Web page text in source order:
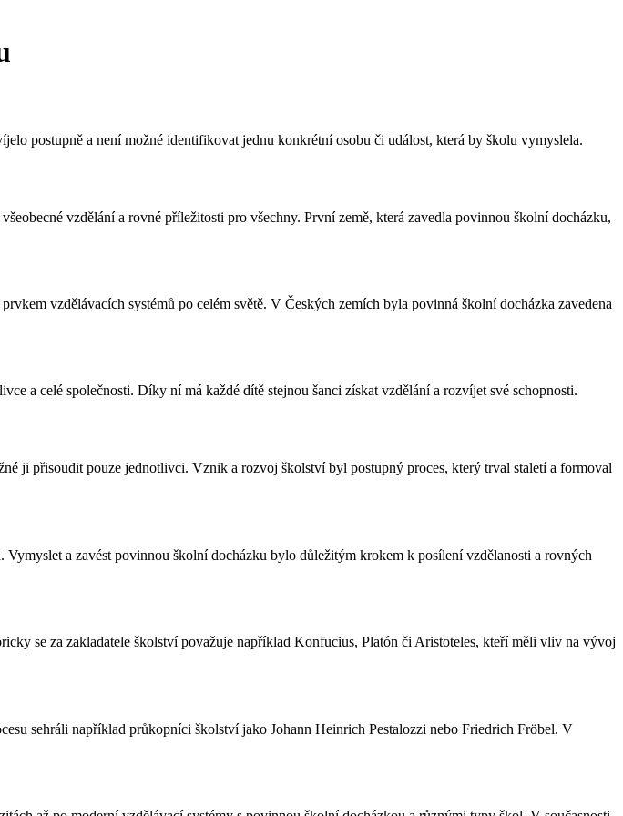
postupně a není možné identifikovat jednu konkrétní osobu či událost, která by školu vymyslela.
vzdělání a rovné příležitosti pro všechny. První země, která zavedla povinnou školní docházku,
vzdělávacích systémů po celém světě. V Českých zemích byla povinná školní docházka zavedena
a celé společnosti. Díky ní má každé dítě stejnou šanci získat vzdělání a rozvíjet své schopnosti.
ji přisoudit pouze jednotlivci. Vznik a rozvoj školství byl postupný proces, který trval staletí a formoval
a zavést povinnou školní docházku bylo důležitým krokem k posílení vzdělanosti a rovných
se za zakladatele školství považuje například Konfucius, Platón či Aristoteles, kteří měli vliv na vývoj
sehráli například průkopníci školství jako Johann Heinrich Pestalozzi nebo Friedrich Fröbel. V